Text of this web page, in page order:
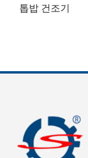
톱밥 건조기